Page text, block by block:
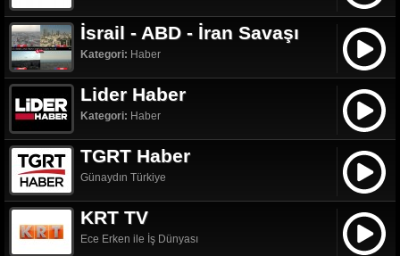
İsrail - ABD - İran Savaşı
Kategori: Haber
Lider Haber
Kategori: Haber
TGRT Haber
Günaydın Türkiye
KRT TV
Ece Erken ile İş Dünyası